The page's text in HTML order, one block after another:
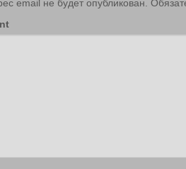
email не будет опубликован.